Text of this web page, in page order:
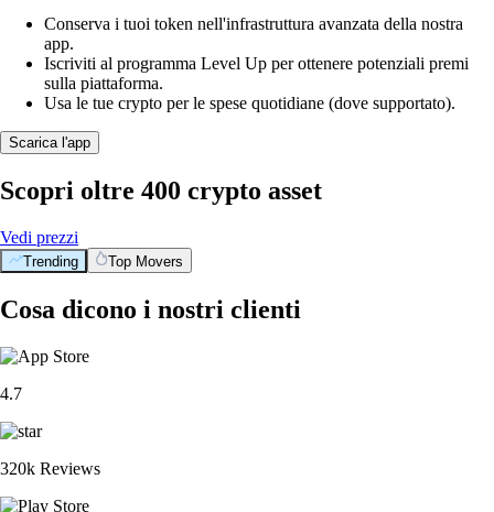
Conserva i tuoi token nell'infrastruttura avanzata della nostra
app.
Iscriviti al programma Level Up per ottenere potenziali premi
sulla piattaforma.
Usa le tue crypto per le spese quotidiane (dove supportato).
Scarica l'app
Scopri oltre 400 crypto asset
Vedi prezzi
Trending Top Movers
Cosa dicono i nostri clienti
4.7
320k Reviews